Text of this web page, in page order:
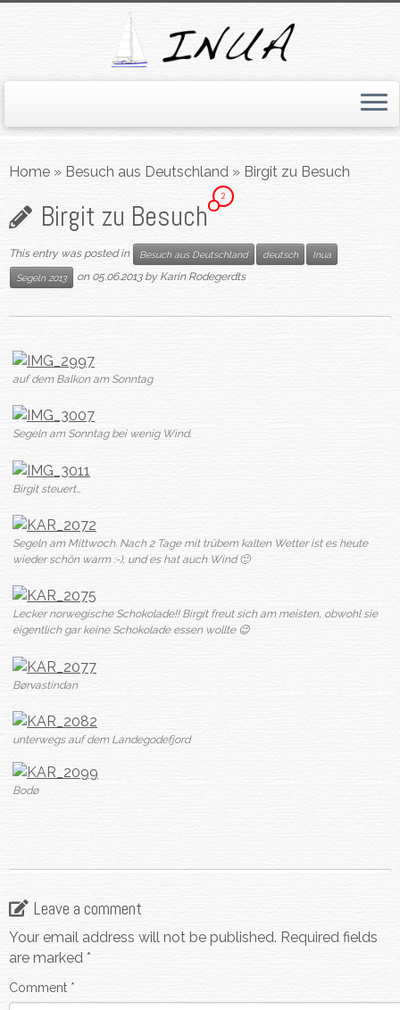
toHome » Besuch aus Deutschland » Birgit zu Besuch
Birgit zu Besuch
2
This entry was posted in Besuch aus Deutschland deutsch Inua
Segeln 2013 on 05.06.2013 by Karin Rodegerdts
auf dem Balkon am Sonntag
Segeln am Sonntag bei wenig Wind.
Birgit steuert…
Segeln am Mittwoch. Nach 2 Tage mit trübem kalten Wetter ist es heute
wieder schön warm :-), und es hat auch Wind 🙂
Lecker norwegische Schokolade!! Birgit freut sich am meisten, obwohl sie
eigentlich gar keine Schokolade essen wollte 😉
Børvastindan
unterwegs auf dem Landegodefjord
Bodø
Leave a comment
Your email address will not be published. Required fields
are marked *
Comment *